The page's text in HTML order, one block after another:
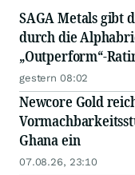
SAGA Metals gibt
durch die
„Outperform“-
gestern 08:02
Newcore Gold
Ghana ein
07.08.26, 23:10